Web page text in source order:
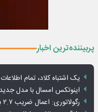
پربیننده‌ترین اخبار
یک اشتباه کلاد، تمام اطلاعات
اینوتکس امسال با مدل
رگولاتوری: اعمال ضریب ۲.۷ برای اینترنت بین‌الملل صحت ندارد